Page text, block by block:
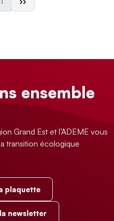
ensemble
Grand Est et l’ADEME vous
transition écologique
plaquette
newsletter